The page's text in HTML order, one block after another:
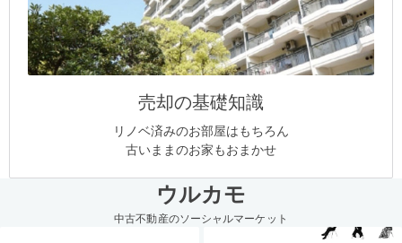
売却の基礎知識
リノベ済みのお部屋はもちろん
古いままのお家もおまかせ
ウルカモ
中古不動産のソーシャルマーケット